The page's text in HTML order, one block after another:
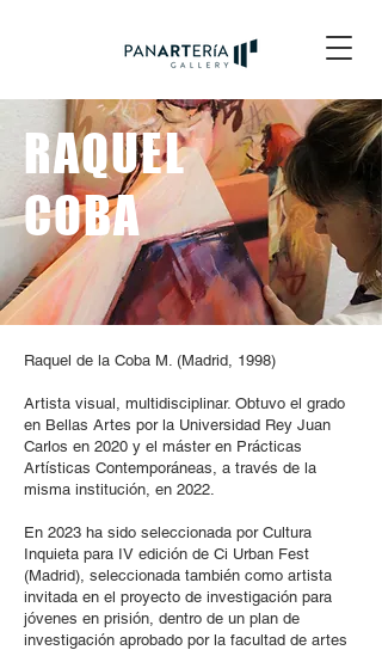
RAQUEL
COBA
Raquel de la Coba M. (Madrid, 1998)
Artista visual, multidisciplinar. Obtuvo el grado
en Bellas Artes por la Universidad Rey Juan
Carlos en 2020 y el máster en Prácticas
Artísticas Contemporáneas, a través de la
misma institución, en 2022.
En 2023 ha sido seleccionada por Cultura
Inquieta para IV edición de Ci Urban Fest
(Madrid), seleccionada también como artista
invitada en el proyecto de investigación para
jóvenes en prisión, dentro de un plan de
investigación aprobado por la facultad de artes